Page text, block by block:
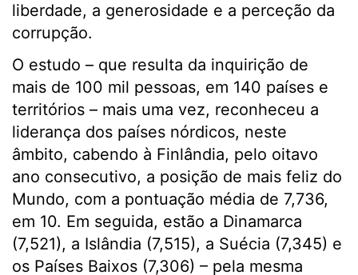
liberdade, a generosidade e a perceção da
corrupção.
O estudo – que resulta da inquirição de
mais de 100 mil pessoas, em 140 países e
territórios – mais uma vez, reconheceu a
liderança dos países nórdicos, neste
âmbito, cabendo à Finlândia, pelo oitavo
ano consecutivo, a posição de mais feliz do
Mundo, com a pontuação média de 7,736,
em 10. Em seguida, estão a Dinamarca
(7,521), a Islândia (7,515), a Suécia (7,345) e
os Países Baixos (7,306) – pela mesma